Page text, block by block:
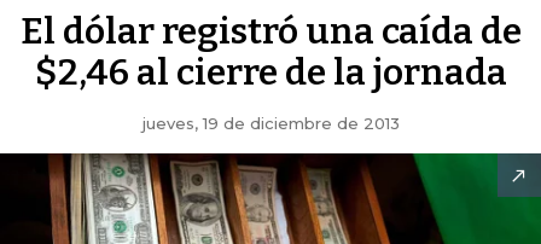
El dólar registró una caída de
$2,46 al cierre de la jornada
jueves, 19 de diciembre de 2013